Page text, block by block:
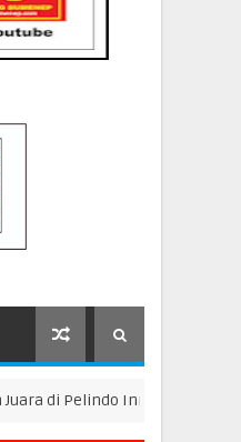
Innovation Award 2026